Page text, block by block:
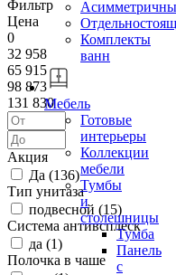
Комплекты
ванн
Мебель
Готовые
интерьеры
Коллекции
мебели
Тумбы
и
столешницы
Тумба
Панель
с
Фильтр
Цена
0
32 958
65 915
98 873
131 830
Акция
Да (136)
Тип унитаза
подвесной (15)
Система антивсплеск
да (1)
Полочка в чаше